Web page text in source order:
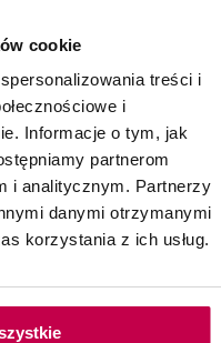
cookie
treści i
i
Informacje o tym, jak
partnerom
i analitycznym. Partnerzy
danymi otrzymanymi
korzystania z ich usług.